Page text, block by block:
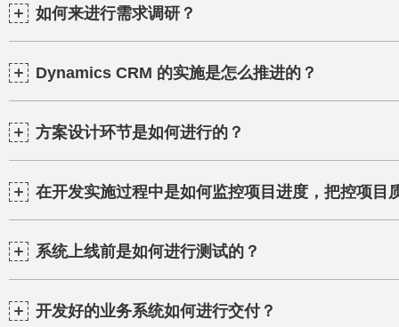
如何来进行需求调研？
Dynamics CRM 的实施是怎么推进的？
方案设计环节是如何进行的？
在开发实施过程中是如何监控项目进度，把控项目
系统上线前是如何进行测试的？
开发好的业务系统如何进行交付？